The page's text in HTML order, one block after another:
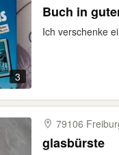
3
Buch in
Ich verschenke
79106
glasbürste